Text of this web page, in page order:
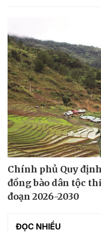
Chính phủ Quy
đồng bào dân tộc
đoạn 2026-2030
ĐỌC NHIỀU